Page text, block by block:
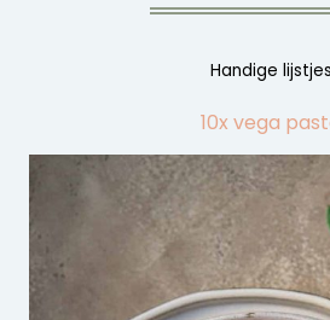
Handige lijstjes
10x vega